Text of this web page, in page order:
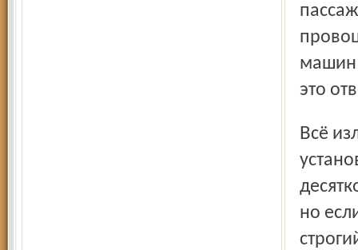
машин
это
Всё изложенное выше было сказано к тому, что можно
но